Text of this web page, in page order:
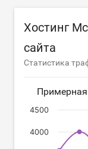
Хостинг
сайта
Статистика
4000
4500